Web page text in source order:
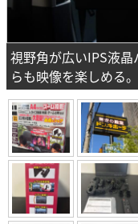
視野角が広いIPS液
らも映像を楽しめる。